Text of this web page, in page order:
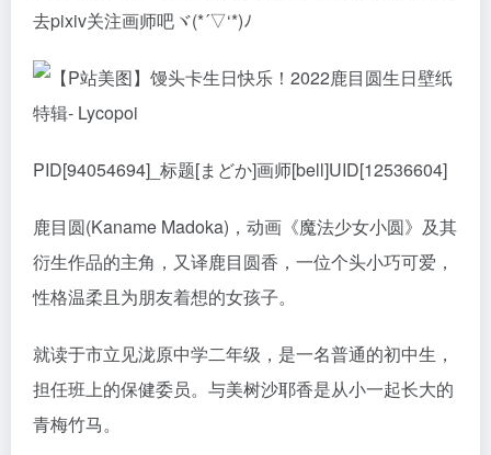
去pixiv关注画师吧ヾ(*´▽‘*)ﾉ
PID[94054694]_标题[まどか]画师[bell]UID[12536604]
鹿目圆(Kaname Madoka)，动画《魔法少女小圆》及其
衍生作品的主角，又译鹿目圆香，一位个头小巧可爱，
性格温柔且为朋友着想的女孩子。
就读于市立见泷原中学二年级，是一名普通的初中生，
担任班上的保健委员。与美树沙耶香是从小一起长大的
青梅竹马。